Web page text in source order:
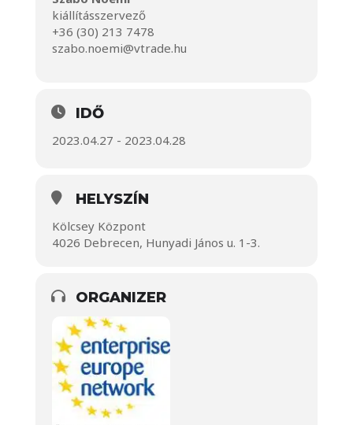
kiállításszervező
+36 (30) 213 7478
szabo.noemi@vtrade.hu
IDŐ
2023.04.27 - 2023.04.28
HELYSZÍN
Kölcsey Központ
4026 Debrecen, Hunyadi János u. 1-3.
ORGANIZER